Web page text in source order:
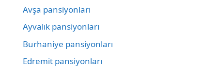
Avşa pansiyonları
Ayvalık pansiyonları
Burhaniye pansiyonları
Edremit pansiyonları